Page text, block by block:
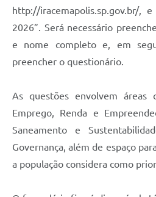
http://iracemapolis.sp.gov.br/,
2026”. Será necessário
e nome completo e, em
preencher o questionário.
As questões envolvem áreas
Emprego, Renda e
Saneamento e
Governança, além de espaço
a população considera como